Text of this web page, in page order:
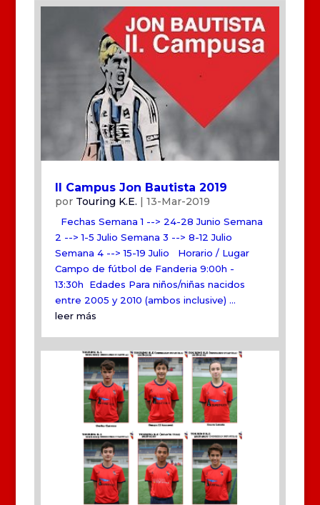
II Campus Jon Bautista 2019
por Touring K.E. | 13-Mar-2019
Fechas Semana 1 --> 24-28 Junio Semana
2 --> 1-5 Julio Semana 3 --> 8-12 Julio
Semana 4 --> 15-19 Julio Horario / Lugar
Campo de fútbol de Fanderia 9:00h -
13:30h Edades Para niños/niñas nacidos
entre 2005 y 2010 (ambos inclusive) ...
leer más